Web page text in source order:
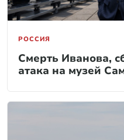
РОССИЯ
Смерть Иванова,
атака на музей